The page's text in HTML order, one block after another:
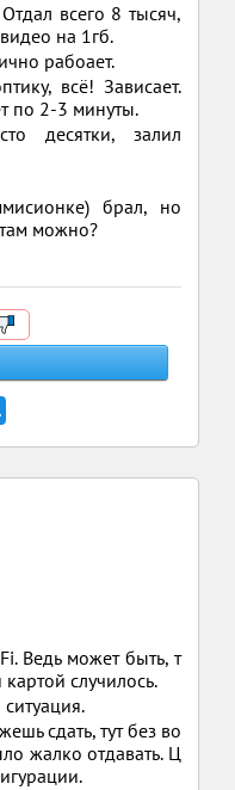
всего 8 тысяч,
на 1гб.
рабоает.
всё! Зависает.
по 2-3 минуты.
десятки, залил
брал, но
можно?
Ведь может быть, т
случилось.
сдать, тут без во
жалко отдавать. Ц